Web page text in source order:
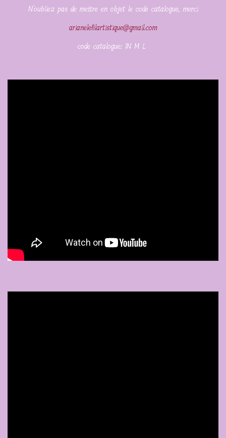
N'oubliez pas de mettre en objet le code catalogue, merci
arianelefilartistique@gmail.com
code catalogue: IN M L